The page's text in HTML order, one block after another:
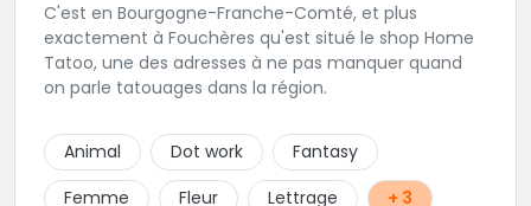
C'est en Bourgogne-Franche-Comté, et plus
exactement à Fouchères qu'est situé le shop Home
Tatoo, une des adresses à ne pas manquer quand
on parle tatouages dans la région.
Animal Dot work
Fantasy
Femme
Fleur Lettrage + 3